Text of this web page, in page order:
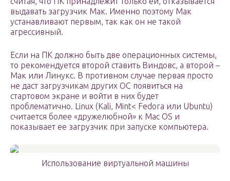
выдавать загрузчик Мак. Именно поэтому Мак
устанавливают первым, так как он не такой
агрессивный.
Если на ПК должно быть две операционных системы,
то рекомендуется второй ставить Виндовс, а второй –
Мак или Линукс. В противном случае первая просто
не даст загрузчикам других ОС появиться на
стартовом экране и войти в них будет
проблематично. Linux (Kali, Mint< Fedora или Ubuntu)
считается более «дружелюбной» к Mac OS и
показывает ее загрузчик при запуске компьютера.
Использование виртуальной машины